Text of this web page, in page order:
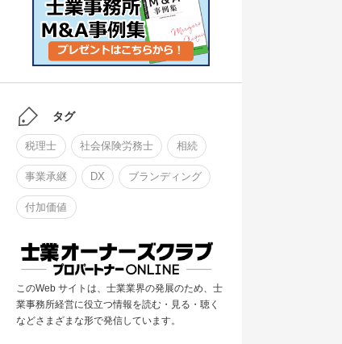
タグ
税理士 社会保険労務士 相続
事業承継 DX ブランディング
付加価値
このWeb サイトは、士業業界の発展のため、士
業事務所経営に役立つ情報を読む・見る・聴く
などさまざまな形で発信しています。